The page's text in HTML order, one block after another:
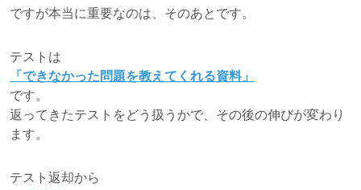
ですが本当に重要なのは、そのあとです。
テストは
「できなかった問題を教えてくれる資料」
です。
返ってきたテストをどう扱うかで、その後の伸びが変わり
ます。
テスト返却から